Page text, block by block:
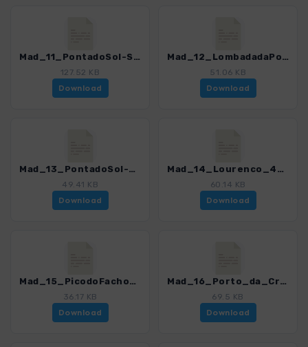
Mad_11_PontadoSol-SítioRibeirodaTabua_4811_12.gpx
127.52 KB
Download
Mad_12_LombadadaPonta_4811_12.gpx
51.06 KB
Download
Mad_13_PontadoSol-Canhas_4811_12.gpx
49.41 KB
Download
Mad_14_Lourenco_4811_12.gpx
60.14 KB
Download
Mad_15_PicodoFacho_4811_12.gpx
36.17 KB
Download
Mad_16_Porto_da_Cruz-Machico_4811_12.gpx
69.5 KB
Download